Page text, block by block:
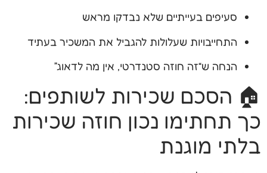
סעיפים בעייתיים שלא נבדקו מראש
התחייבויות שעלולות להגביל את המשכיר בעתיד
הנחה ש“זה חוזה סטנדרטי, אין מה לדאוג”
🏠 הסכם שכירות לשותפים:
כך תחתימו נכון חוזה שכירות
בלתי מוגנת